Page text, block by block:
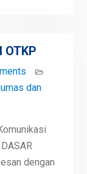
OTKP
dan
dengan